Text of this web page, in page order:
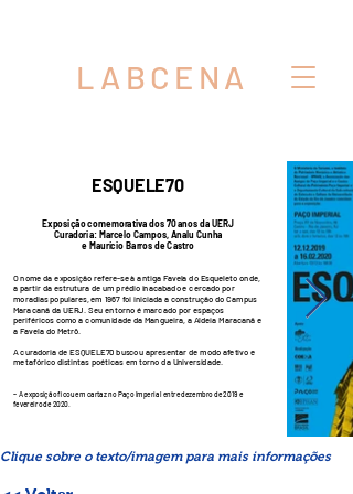
LABCENA
ESQUELE70
Exposição comemorativa dos 70 anos da UERJ
Curadoria: Marcelo Campos, Analu Cunha
e Maurício Barros de Castro
O nome da exposição refere-se à antiga Favela do Esqueleto onde,
a partir da estrutura de um prédio inacabado e cercado por
moradias populares, em 1967 foi iniciada a construção do Campus
Maracanã da UERJ. Seu entorno é marcado por espaços
periféricos como a comunidade da Mangueira, a Aldeia Maracanã e
a Favela do Metrô.
A curadoria de ESQUELE70 buscou apresentar de modo afetivo e
metafórico distintas poéticas em torno da Universidade.
- A exposição ficou em cartaz no Paço Imperial entre dezembro de 2019 e
fevereiro de 2020.
Clique sobre o texto/imagem para mais informações